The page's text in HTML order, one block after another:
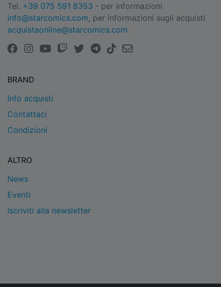
Tel. +39 075 591 8353 - per informazioni
info@starcomics.com, per informazioni sugli acquisti
acquistaonline@starcomics.com
BRAND
Info acquisti
Contattaci
Condizioni
ALTRO
News
Eventi
Iscriviti alla newsletter